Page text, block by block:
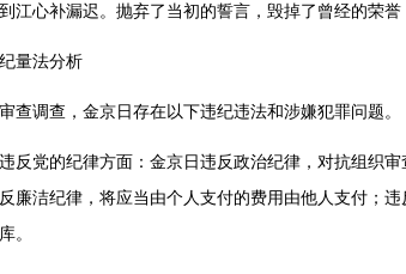
江心补漏迟。抛弃了当初的誓言，毁掉了曾经的荣誉
量法分析
查调查，金京日存在以下违纪违法和涉嫌犯罪问题。
反党的纪律方面：金京日违反政治纪律，对抗组织
廉洁纪律，将应当由个人支付的费用由他人支付；
。